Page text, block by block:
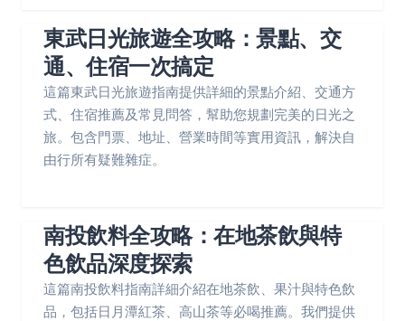
東武日光旅遊全攻略：景點、交
通、住宿一次搞定
這篇東武日光旅遊指南提供詳細的景點介紹、交通方
式、住宿推薦及常見問答，幫助您規劃完美的日光之
旅。包含門票、地址、營業時間等實用資訊，解決自
由行所有疑難雜症。
南投飲料全攻略：在地茶飲與特
色飲品深度探索
這篇南投飲料指南詳細介紹在地茶飲、果汁與特色飲
品，包括日月潭紅茶、高山茶等必喝推薦。我們提供